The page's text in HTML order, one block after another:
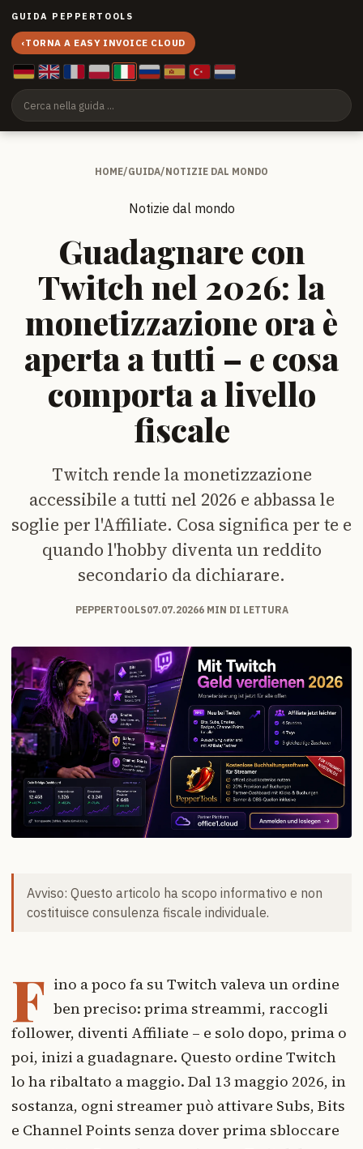
GUIDA PEPPERTOOLS
‹TORNA A EASY INVOICE CLOUD
HOME/GUIDA/NOTIZIE DAL MONDO
Notizie dal mondo
Guadagnare con
Twitch nel 2026: la
monetizzazione ora è
aperta a tutti – e cosa
comporta a livello
fiscale
Twitch rende la monetizzazione
accessibile a tutti nel 2026 e abbassa le
soglie per l'Affiliate. Cosa significa per te e
quando l'hobby diventa un reddito
secondario da dichiarare.
PEPPERTOOLS07.07.20266 MIN DI LETTURA
Avviso: Questo articolo ha scopo informativo e non
costituisce consulenza fiscale individuale.
F ino a poco fa su Twitch valeva un ordine
ben preciso: prima streammi, raccogli
follower, diventi Affiliate – e solo dopo, prima o
poi, inizi a guadagnare. Questo ordine Twitch
lo ha ribaltato a maggio. Dal 13 maggio 2026, in
sostanza, ogni streamer può attivare Subs, Bits
e Channel Points senza dover prima sbloccare